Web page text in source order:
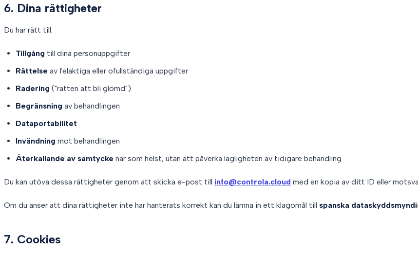
6. Dina rättigheter
Du har rätt till:
Tillgång till dina personuppgifter
Rättelse av felaktiga eller ofullständiga uppgifter
Radering ("rätten att bli glömd")
Begränsning av behandlingen
Dataportabilitet
Invändning mot behandlingen
Återkallande av samtycke när som helst, utan att påverka lagligheten av tidigare behandling
Du kan utöva dessa rättigheter genom att skicka e-post till info@controla.cloud med en kopia av ditt ID eller
Om du anser att dina rättigheter inte har hanterats korrekt kan du lämna in ett klagomål till spanska
7. Cookies